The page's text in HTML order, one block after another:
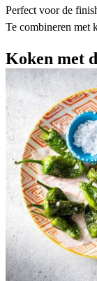
Perfect voor de
Te combineren met
Koken met